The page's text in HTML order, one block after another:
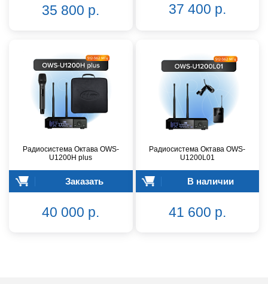
35 800 р. 37 400 р.
Радиосистема Октава OWS-
U1200H plus
Заказать
40 000 р.
Радиосистема Октава OWS-
U1200L01
В наличии
41 600 р.